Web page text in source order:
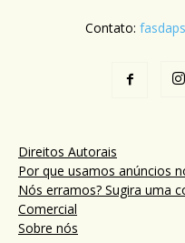
Contato:
Direitos Autorais
Por que usamos anúncios
Nós erramos? Sugira uma
Comercial
Sobre nós